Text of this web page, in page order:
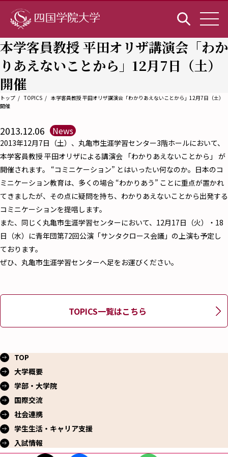
本学客員教授 平田オリザ講演会「わか
りあえないことから」12月7日（土）
開催
トップ TOPICS
本学客員教授 平田オリザ講演会「わかりあえないことから」12月7日（土）
開催
2013.12.06 News
2013年12月7日（土）、丸亀市生涯学習センター3階ホールにおいて、
本学客員教授 平田オリザによる講演会 「わかりあえないことから」 が
開催されます。 “コミニケーション” とはいったい何なのか。日本のコ
ミニケーション教育は、多くの場合 “わかりあう” ことに重点が置かれ
てきましたが、その点に疑問を持ち、わかりあえないことから出発する
コミニケーションを提唱します。
また、同じく丸亀市生涯学習センターにおいて、12月17日（火）・18
日（水）に青年団第72回公演「サンタクロース会議」の上演も予定し
ております。
ぜひ、丸亀市生涯学習センターへ足をお運びください。
TOPICS一覧はこちら
TOP
大学概要
学部・大学院
国際交流
社会連携
学生生活・ キャリア支援
入試情報